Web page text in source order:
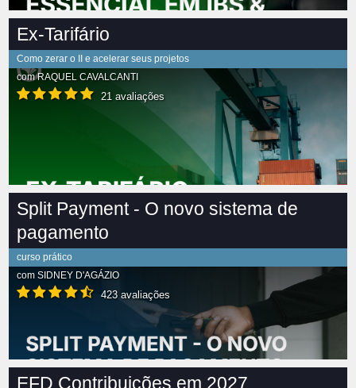
Ex-Tarifário
Como zerar o II e acelerar seus projetos
comRAQUEL CAVALCANTI
21 avaliações
Split Payment - O novo sistema de
pagamento
curso prático
com SIDNEY D'AGÁZIO
423 avaliações
EFD Contribuições em 2027